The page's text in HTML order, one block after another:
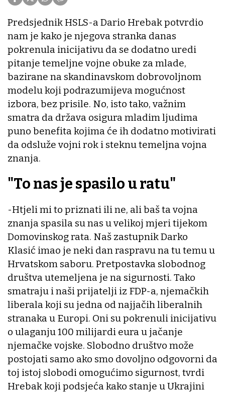
Predsjednik HSLS-a Dario Hrebak potvrdio
nam je kako je njegova stranka danas
pokrenula inicijativu da se dodatno uredi
pitanje temeljne vojne obuke za mlade,
bazirane na skandinavskom dobrovoljnom
modelu koji podrazumijeva mogućnost
izbora, bez prisile. No, isto tako, važnim
smatra da država osigura mladim ljudima
puno benefita kojima će ih dodatno motivirati
da odsluže vojni rok i steknu temeljna vojna
znanja.
"To nas je spasilo u ratu"
-Htjeli mi to priznati ili ne, ali baš ta vojna
znanja spasila su nas u velikoj mjeri tijekom
Domovinskog rata. Naš zastupnik Darko
Klasić imao je neki dan raspravu na tu temu u
Hrvatskom saboru. Pretpostavka slobodnog
društva utemeljena je na sigurnosti. Tako
smatraju i naši prijatelji iz FDP-a, njemačkih
liberala koji su jedna od najjačih liberalnih
stranaka u Europi. Oni su pokrenuli inicijativu
o ulaganju 100 milijardi eura u jačanje
njemačke vojske. Slobodno društvo može
postojati samo ako smo dovoljno odgovorni da
toj istoj slobodi omogućimo sigurnost, tvrdi
Hrebak koji podsjeća kako stanje u Ukrajini